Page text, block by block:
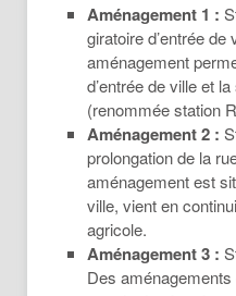
Aménagement 1 :
giratoire d’entrée
aménagement
d’entrée de ville et
(renommée station
Aménagement 2 :
prolongation de la
aménagement est
ville, vient en
agricole.
Aménagement 3 :
Des